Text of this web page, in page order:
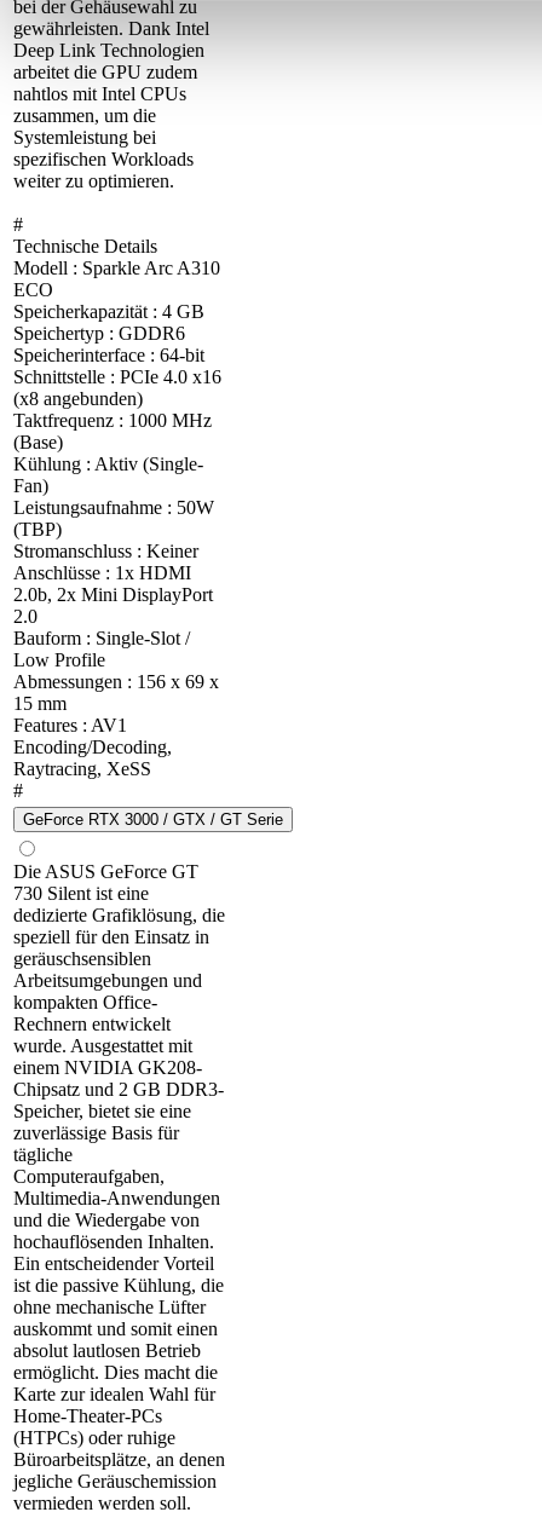
bei der Gehäusewahl zu
gewährleisten. Dank Intel
Deep Link Technologien
arbeitet die GPU zudem
nahtlos mit Intel CPUs
zusammen, um die
Systemleistung bei
spezifischen Workloads
weiter zu optimieren.
#
Technische Details
Modell : Sparkle Arc A310
ECO
Speicherkapazität : 4 GB
Speichertyp : GDDR6
Speicherinterface : 64-bit
Schnittstelle : PCIe 4.0 x16
(x8 angebunden)
Taktfrequenz : 1000 MHz
(Base)
Kühlung : Aktiv (Single-
Fan)
Leistungsaufnahme : 50W
(TBP)
Stromanschluss : Keiner
Anschlüsse : 1x HDMI
2.0b, 2x Mini DisplayPort
2.0
Bauform : Single-Slot /
Low Profile
Abmessungen : 156 x 69 x
15 mm
Features : AV1
Encoding/Decoding,
Raytracing, XeSS
#
GeForce RTX 3000 / GTX / GT Serie
Die ASUS GeForce GT
730 Silent ist eine
dedizierte Grafiklösung, die
speziell für den Einsatz in
geräuschsensiblen
Arbeitsumgebungen und
kompakten Office-
Rechnern entwickelt
wurde. Ausgestattet mit
einem NVIDIA GK208-
Chipsatz und 2 GB DDR3-
Speicher, bietet sie eine
zuverlässige Basis für
tägliche
Computeraufgaben,
Multimedia-Anwendungen
und die Wiedergabe von
hochauflösenden Inhalten.
Ein entscheidender Vorteil
ist die passive Kühlung, die
ohne mechanische Lüfter
auskommt und somit einen
absolut lautlosen Betrieb
ermöglicht. Dies macht die
Karte zur idealen Wahl für
Home-Theater-PCs
(HTPCs) oder ruhige
Büroarbeitsplätze, an denen
jegliche Geräuschemission
vermieden werden soll.